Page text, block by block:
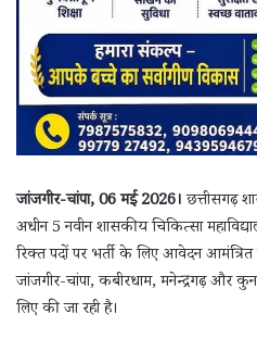
जांजगीर-चांपा, 06 मई 2026।छत्तीसगढ़
अधीन 5 नवीन शासकीय चिकित्सा
रिक्त पदों पर भर्ती के लिए आवेदन आमंत्रित
जांजगीर-चांपा, कबीरधाम, मनेन्द्रगढ़
लिए की जा रही है।